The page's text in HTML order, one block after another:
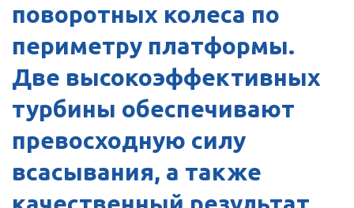
поворотных колеса по
периметру платформы.
Две высокоэффективных
турбины обеспечивают
превосходную силу
всасывания, а также